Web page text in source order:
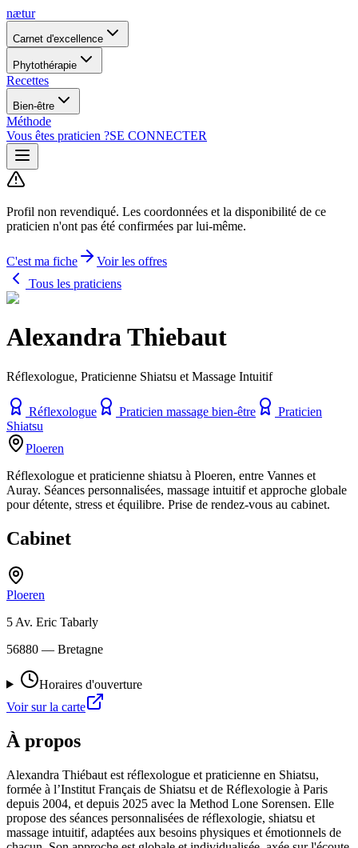
nætur
Carnet d'excellence
Phytothérapie
Recettes
Bien-être
Méthode
Vous êtes praticien ?SE CONNECTER
Profil non revendiqué. Les coordonnées et la disponibilité de ce
praticien n'ont pas été confirmées par lui-même.
C'est ma fiche
Voir les offres
Tous les praticiens
Alexandra Thiebaut
Réflexologue, Praticienne Shiatsu et Massage Intuitif
Réflexologue Praticien massage bien-être
Praticien
Shiatsu
Ploeren
Réflexologue et praticienne shiatsu à Ploeren, entre Vannes et
Auray. Séances personnalisées, massage intuitif et approche globale
pour détente, stress et équilibre. Prise de rendez-vous au cabinet.
Cabinet
Ploeren
5 Av. Eric Tabarly
56880 — Bretagne
Horaires d'ouverture
Voir sur la carte
À propos
Alexandra Thiébaut est réflexologue et praticienne en Shiatsu,
formée à l’Institut Français de Shiatsu et de Réflexologie à Paris
depuis 2004, et depuis 2025 avec la Method Lone Sorensen. Elle
propose des séances personnalisées de réflexologie, shiatsu et
massage intuitif, adaptées aux besoins physiques et émotionnels de